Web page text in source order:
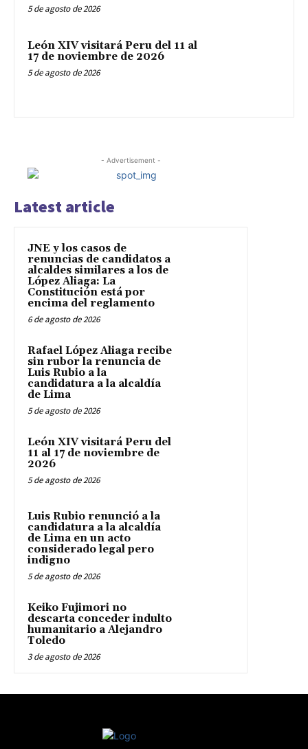
5 de agosto de 2026
León XIV visitará Peru del 11 al
17 de noviembre de 2026
5 de agosto de 2026
- Advertisement -
Latest article
JNE y los casos de
renuncias de candidatos a
alcaldes similares a los de
López Aliaga: La
Constitución está por
encima del reglamento
6 de agosto de 2026
Rafael López Aliaga recibe
sin rubor la renuncia de
Luis Rubio a la
candidatura a la alcaldía
de Lima
5 de agosto de 2026
León XIV visitará Peru del
11 al 17 de noviembre de
2026
5 de agosto de 2026
Luis Rubio renunció a la
candidatura a la alcaldía
de Lima en un acto
considerado legal pero
indigno
5 de agosto de 2026
Keiko Fujimori no
descarta conceder indulto
humanitario a Alejandro
Toledo
3 de agosto de 2026